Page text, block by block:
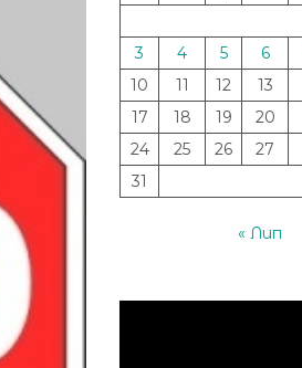
3
4 5 6
10
11 12 13
17
18 19 20
24
25 26 27
31
« Лип